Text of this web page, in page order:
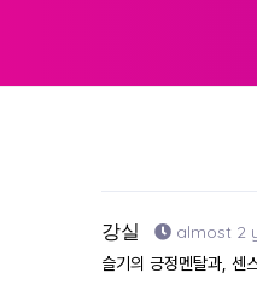
강실 almost 2
슬기의 긍정멘탈과, 센